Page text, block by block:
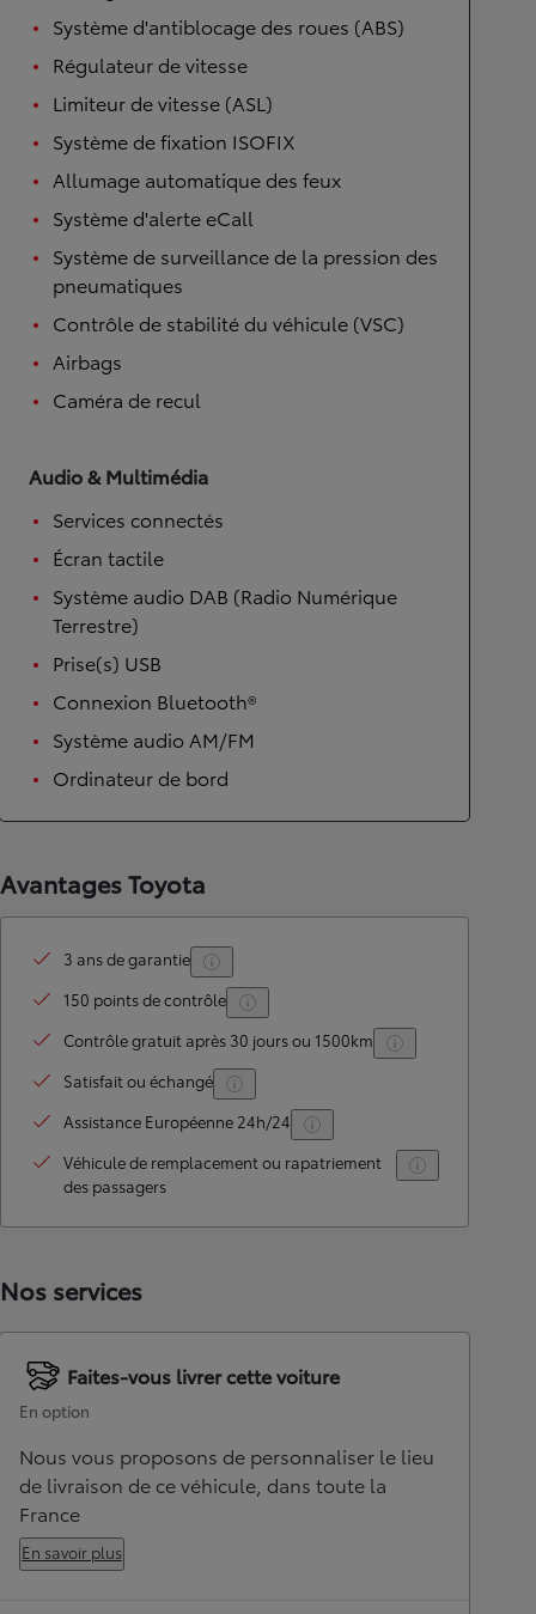
Système d'antiblocage des roues (ABS)
Régulateur de vitesse
Limiteur de vitesse (ASL)
Système de fixation ISOFIX
Allumage automatique des feux
Système d'alerte eCall
Système de surveillance de la pression des
pneumatiques
Contrôle de stabilité du véhicule (VSC)
Airbags
Caméra de recul
Audio & Multimédia
Services connectés
Écran tactile
Système audio DAB (Radio Numérique
Terrestre)
Prise(s) USB
Connexion Bluetooth®
Système audio AM/FM
Ordinateur de bord
Avantages Toyota
3 ans de garantie
150 points de contrôle
Contrôle gratuit après 30 jours ou 1500km
Satisfait ou échangé
Assistance Européenne 24h/24
Véhicule de remplacement ou rapatriement
des passagers
Nos services
Faites-vous livrer cette voiture
En option
Nous vous proposons de personnaliser le lieu
de livraison de ce véhicule, dans toute la
France
En savoir plus